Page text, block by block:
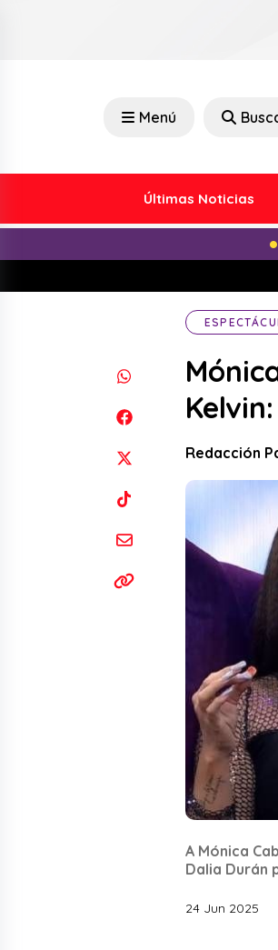
Menú
Últimas Noticias
Redacción
A Mónica
Dalia Durán
24 Jun 2025